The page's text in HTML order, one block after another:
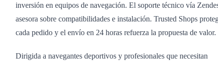
inversión en equipos de navegación. El soporte técnico vía
asesora sobre compatibilidades e instalación. Trusted Shops
cada pedido y el envío en 24 horas refuerza la propuesta de valor.
Dirigida a navegantes deportivos y profesionales que necesitan